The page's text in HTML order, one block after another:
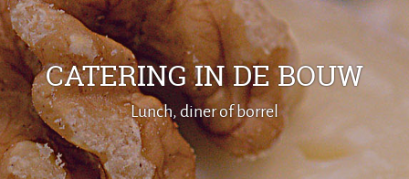
CATERING IN DE BOUW
Lunch, diner of borrel